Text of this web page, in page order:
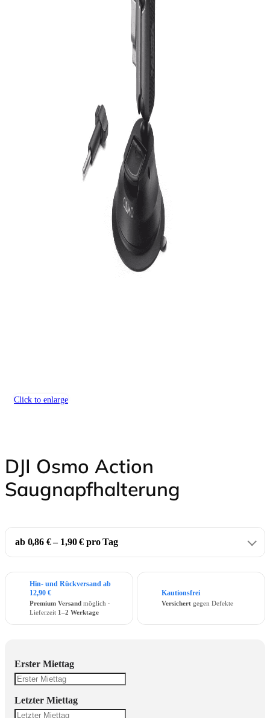
Click to enlarge
DJI Osmo Action
Saugnapfhalterung
ab 0,86 € – 1,90 € pro Tag
Hin- und Rückversand ab
12,90 €
Premium Versand möglich ·
Lieferzeit 1–2 Werktage
Kautionsfrei
Versichert gegen Defekte
Erster Miettag
Letzter Miettag